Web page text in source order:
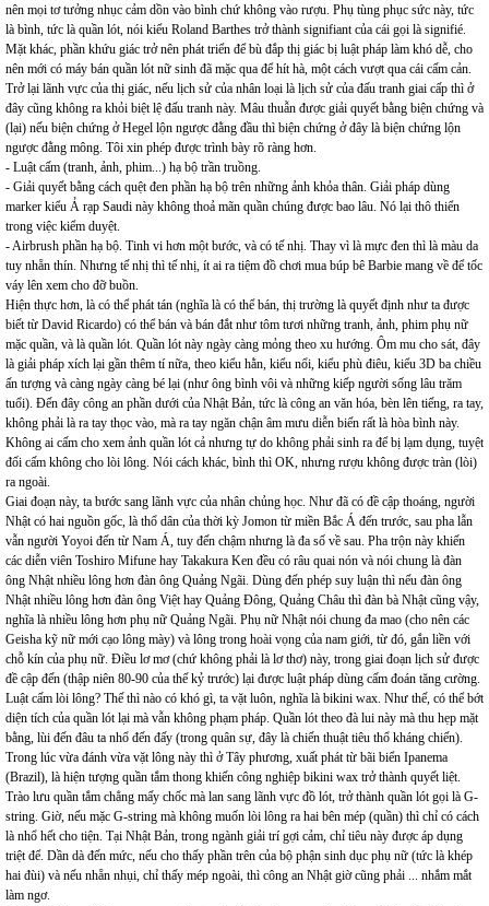
nên mọi tơ tưởng nhục cảm dồn vào bình chứ không vào rượu. Phụ tùng phục sức này, tức
là bình, tức là quần lót, nói kiểu Roland Barthes trở thành signifiant của cái gọi là signifié.
Mặt khác, phần khứu giác trở nên phát triển để bù đắp thị giác bị luật pháp làm khó dễ, cho
nên mới có máy bán quần lót nữ sinh đã mặc qua để hít hà, một cách vượt qua cái cấm cản.
Trở lại lãnh vực của thị giác, nếu lịch sử của nhân loại là lịch sử của đấu tranh giai cấp thì ở
đây cũng không ra khỏi biệt lệ đấu tranh này. Mâu thuẫn được giải quyết bằng biện chứng và
(lại) nếu biện chứng ở Hegel lộn ngược đằng đầu thì biện chứng ở đây là biện chứng lộn
ngược đằng mông. Tôi xin phép được trình bày rõ ràng hơn.
- Luật cấm (tranh, ảnh, phim...) hạ bộ trần truồng.
- Giải quyết bằng cách quệt đen phần hạ bộ trên những ảnh khỏa thân. Giải pháp dùng
marker kiểu Ả rạp Saudi này không thoả mãn quần chúng được bao lâu. Nó lại thô thiển
trong việc kiểm duyệt.
- Airbrush phần hạ bộ. Tinh vi hơn một bước, và có tế nhị. Thay vì là mực đen thì là màu da
tuy nhẵn thín. Nhưng tế nhị thì tế nhị, ít ai ra tiệm đồ chơi mua búp bê Barbie mang về để tốc
váy lên xem cho đỡ buồn.
Hiện thực hơn, là có thể phát tán (nghĩa là có thể bán, thị trường là quyết định như ta được
biết từ David Ricardo) có thể bán và bán đắt như tôm tươi những tranh, ảnh, phim phụ nữ
mặc quần, và là quần lót. Quần lót này ngày càng mỏng theo xu hướng. Ôm mu cho sát, đây
là giải pháp xích lại gần thêm tí nữa, theo kiểu hằn, kiểu nổi, kiểu phù điêu, kiểu 3D ba chiều
ấn tượng và càng ngày càng bé lại (như ông bình vôi và những kiếp người sống lâu trăm
tuổi). Đến đây công an phần dưới của Nhật Bản, tức là công an văn hóa, bèn lên tiếng, ra tay,
không phải là ra tay thọc vào, mà ra tay ngăn chận âm mưu diễn biến rất là hòa bình này.
Không ai cấm cho xem ảnh quần lót cả nhưng tự do không phải sinh ra để bị lạm dụng, tuyệt
đối cấm không cho lòi lông. Nói cách khác, bình thì OK, nhưng rượu không được tràn (lòi)
ra ngoài.
Giai đoạn này, ta bước sang lãnh vực của nhân chủng học. Như đã có đề cập thoáng, người
Nhật có hai nguồn gốc, là thổ dân của thời kỳ Jomon từ miền Bắc Á đến trước, sau pha lẫn
vẫn người Yoyoi đến từ Nam Á, tuy đến chậm nhưng là đa số về sau. Pha trộn này khiến
các diễn viên Toshiro Mifune hay Takakura Ken đều có râu quai nón và nói chung là đàn
ông Nhật nhiều lông hơn đàn ông Quảng Ngãi. Dùng đến phép suy luận thì nếu đàn ông
Nhật nhiều lông hơn đàn ông Việt hay Quảng Đông, Quảng Châu thì đàn bà Nhật cũng vậy,
nghĩa là nhiều lông hơn phụ nữ Quảng Ngãi. Phụ nữ Nhật nói chung đa mao (cho nên các
Geisha kỹ nữ mới cạo lông mày) và lông trong hoài vọng của nam giới, từ đó, gắn liền với
chỗ kín của phụ nữ. Điều lơ mơ (chứ không phải là lơ thơ) này, trong giai đoạn lịch sử được
đề cập đến (thập niên 80-90 của thế kỷ trước) lại được luật pháp dùng cấm đoán tăng cường.
Luật cấm lòi lông? Thế thì nào có khó gì, ta vặt luôn, nghĩa là bikini wax. Như thế, có thể bớt
diện tích của quần lót lại mà vẫn không phạm pháp. Quần lót theo đà lui này mà thu hẹp mặt
bằng, lùi đến đâu ta nhổ đến đấy (trong quân sự, đây là chiến thuật tiêu thổ kháng chiến).
Trong lúc vừa đánh vừa vặt lông này thì ở Tây phương, xuất phát từ bãi biển Ipanema
(Brazil), là hiện tượng quần tắm thong khiến công nghiệp bikini wax trở thành quyết liệt.
Trào lưu quần tắm chẳng mấy chốc mà lan sang lãnh vực đồ lót, trở thành quần lót gọi là G-
string. Giờ, nếu mặc G-string mà không muốn lòi lông ra hai bên mép (quần) thì chỉ có cách
là nhổ hết cho tiện. Tại Nhật Bản, trong ngành giải trí gợi cảm, chỉ tiêu này được áp dụng
triệt để. Dần dà đến mức, nếu cho thấy phần trên của bộ phận sinh dục phụ nữ (tức là khép
hai đùi) và nếu nhẵn nhụi, chỉ thấy mép ngoài, thì công an Nhật giờ cũng phải ... nhắm mắt
làm ngơ.